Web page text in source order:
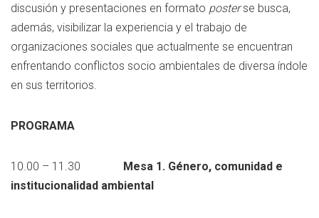
discusión y presentaciones en formato posterse busca,
además, visibilizar la experiencia y el trabajo de
organizaciones sociales que actualmente se encuentran
enfrentando conflictos socio ambientales de diversa índole
en sus territorios.
PROGRAMA
10.00 – 11.30 Mesa 1. Género, comunidad e
institucionalidad ambiental